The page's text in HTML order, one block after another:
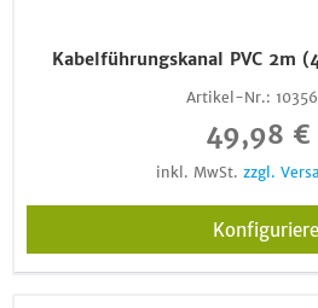
Kabelführungskanal PVC
Artikel-Nr.:
49,98
inkl. MwSt. zzgl.